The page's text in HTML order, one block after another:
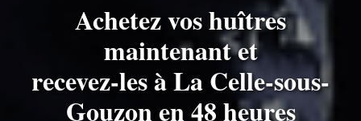
Achetez vos huîtres
maintenant et
recevez-les à La Celle-sous-
Gouzon en 48 heures